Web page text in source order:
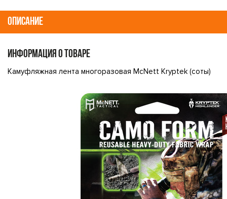
ОПИСАНИЕ
ИНФОРМАЦИЯ О ТОВАРЕ
Камуфляжная лента многоразовая McNett Kryptek (соты)